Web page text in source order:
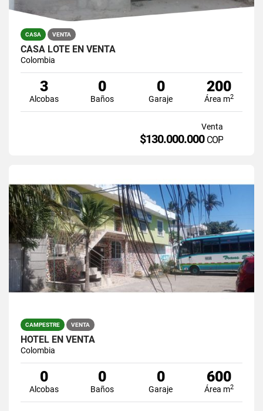
CASA VENTA
CASA LOTE EN VENTA
Colombia
3
Alcobas
0
Baños
0
Garaje
200
Área m2
Venta
$130.000.000 COP
CAMPESTRE VENTA
HOTEL EN VENTA
Colombia
0
Alcobas
0
Baños
0
Garaje
600
Área m2